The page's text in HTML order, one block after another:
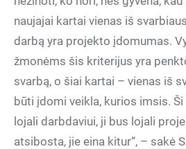
naujajai kartai vienas iš
darbą yra projekto įdomumas.
žmonėms šis kriterijus yra
svarbą, o šiai kartai – vienas iš
būti įdomi veikla, kurios imsis.
lojali darbdaviui, ji bus lojali
atsibosta, jie eina kitur“, – sakė